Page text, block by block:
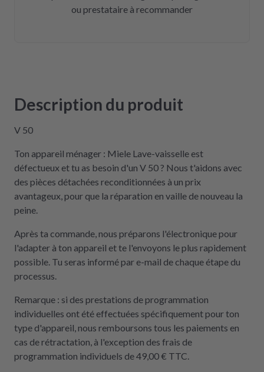
ou prestataire à recommander
Description du produit
V 50
Ton appareil ménager : Miele Lave-vaisselle est
défectueux et tu as besoin d'un V 50 ? Nous t'aidons avec
des pièces détachées reconditionnées à un prix
avantageux, pour que la réparation en vaille de nouveau la
peine.
Après ta commande, nous préparons l'électronique pour
l'adapter à ton appareil et te l'envoyons le plus rapidement
possible. Tu seras informé par e-mail de chaque étape du
processus.
Remarque : si des prestations de programmation
individuelles ont été effectuées spécifiquement pour ton
type d'appareil, nous remboursons tous les paiements en
cas de rétractation, à l'exception des frais de
programmation individuels de 49,00 € TTC.